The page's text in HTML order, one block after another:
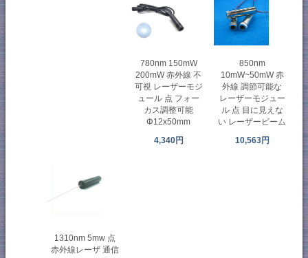
780nm 150mW
200mW 赤外線 不
可視 レーザーモジ
ュール 点 フォー
カス調整可能
Φ12x50mm
4,340円
850nm
10mW~50mW 赤
外線 調節可能な
レーザーモジュー
ル 点 目に見えな
い レーザービーム
10,563円
1310nm 5mw 点
赤外線レーザ 通信